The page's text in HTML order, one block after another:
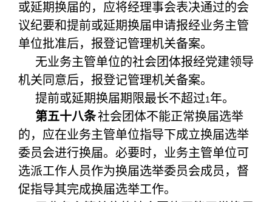
或延期换届的，应将经理事会表决通过的会
议纪要和提前或延期换届申请报经业务主管
单位批准后，报登记管理机关备案。
无业务主管单位的社会团体报经党建领导
机关同意后，报登记管理机关备案。
提前或延期换届期限最长不超过1 年。
第五十八条社会团体不能正常换届选举
的，应在业务主管单位指导下成立换届选举
委员会进行换届。必要时，业务主管单位可
选派工作人员作为换届选举委员会成员，督
促指导其完成换届选举工作。